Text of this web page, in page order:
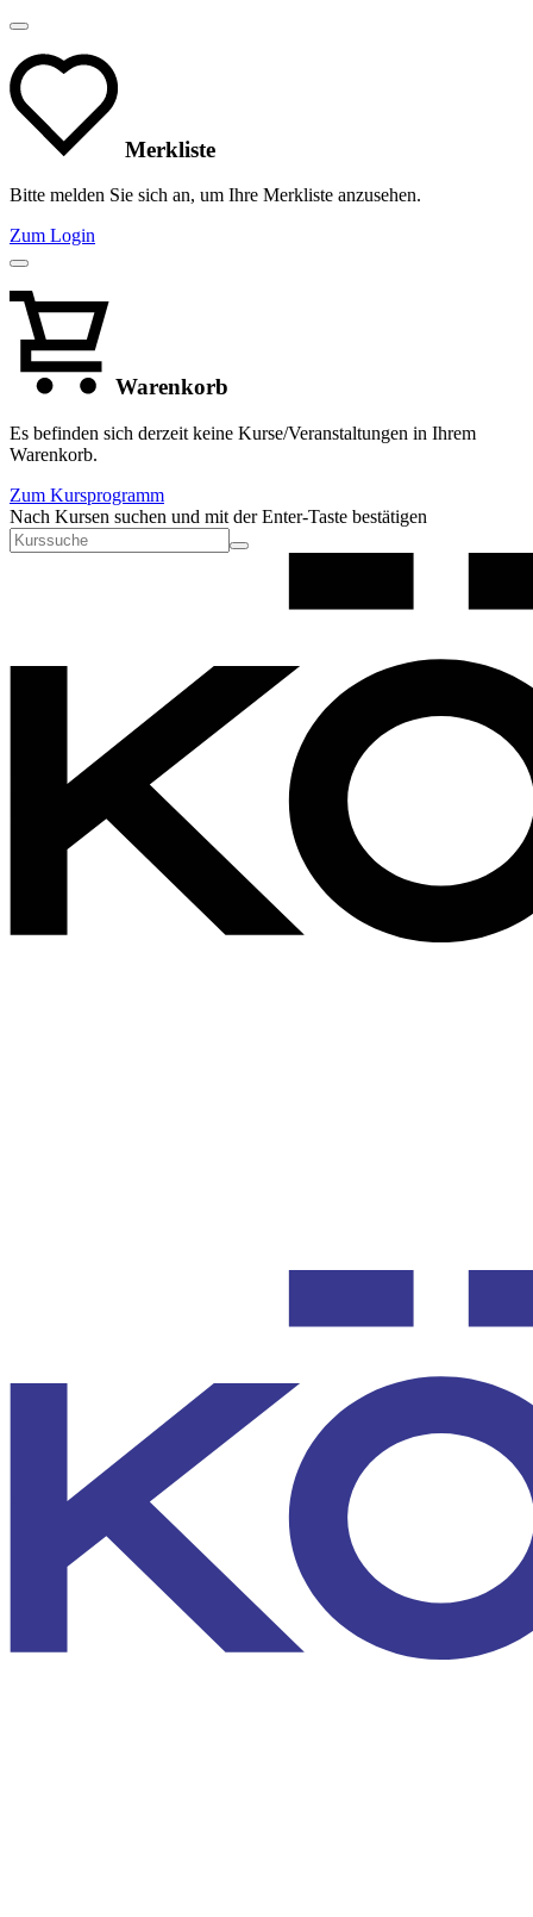
Merkliste
Bitte melden Sie sich an, um Ihre Merkliste anzusehen.
Zum Login
Warenkorb
Es befinden sich derzeit keine Kurse/Veranstaltungen in Ihrem
Warenkorb.
Zum Kursprogramm
Nach Kursen suchen und mit der Enter-Taste bestätigen